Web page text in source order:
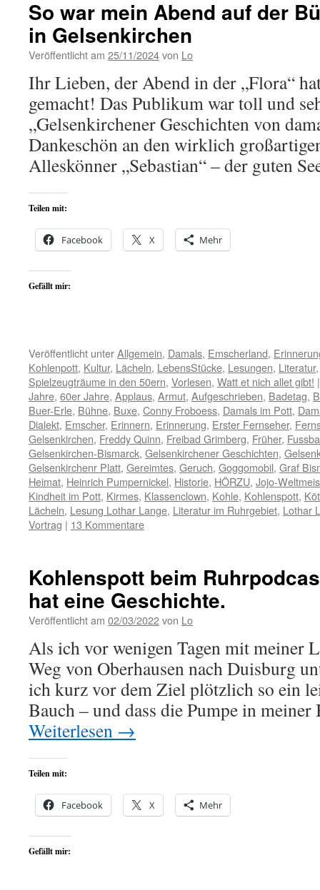
So war mein Abend auf der
in Gelsenkirchen
Veröffentlicht am 25/11/2024von Lo
Ihr Lieben, der Abend in der „Flora“
gemacht! Das Publikum war toll und
„Gelsenkirchener Geschichten von
Dankeschön an den wirklich
Alleskönner „Sebastian“ – der guten
Teilen mit:
Facebook X Mehr
Gefällt mir:
Veröffentlicht unterAllgemein, Damals, Emscherland,
Kohlenpott, Kultur, Lächeln, LebensStücke, Lesungen, Literatur
Spielzeugträume in den 50ern, Vorlesen, Watt et nich allet gibt! |
Jahre, 60er Jahre, Applaus, Armut, Aufgeschrieben, Badetag,
Buer-Erle, Bühne, Buxe, Conny Froboess, Damals im Pott,
Dialekt, Emscher, Erinnern, Erinnerung, Erster Fernseher,
Gelsenkirchen, Freddy Quinn, Freibad Grimberg, Früher,
Gelsenkirchen-Bismarck, Gelsenkirchener Geschichten,
Gelsenkirchenr Platt, Gereimtes, Geruch, Goggomobil, Graf
Heimat, Heinrich Pumpernickel, Historie, HÖRZU, Jojo-
Kindheit im Pott, Kirmes, Klassenclown, Kohle, Kohlenspott,
Lächeln, Lesung Lothar Lange, Literatur im Ruhrgebiet, Lothar
Vortrag | 13 Kommentare
Kohlenspott beim
hat eine Geschichte.
Veröffentlicht am 02/03/2022von Lo
Als ich vor wenigen Tagen mit meiner
Weg von Oberhausen nach Duisburg
ich kurz vor dem Ziel plötzlich so ein
Bauch – und dass die Pumpe in
Weiterlesen →
Teilen mit:
Facebook X Mehr
Gefällt mir: